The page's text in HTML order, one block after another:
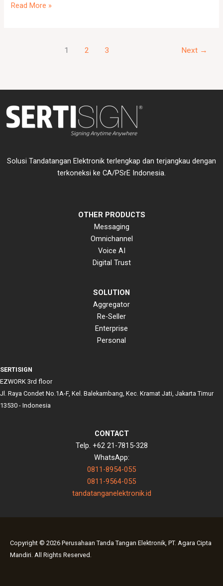
Read More »
1 2 3 Next →
Solusi Tandatangan Elektronik terlengkap dan terjangkau dengan
terkoneksi ke CA/PSrE Indonesia.
OTHER PRODUCTS
Messaging
Omnichannel
Voice AI
Digital Trust
SOLUTION
Aggregator
Re-Seller
Enterprise
Personal
SERTISIGN
EZWORK 3rd floor
Jl. Raya Condet No.1A-F, Kel. Balekambang, Kec. Kramat Jati, Jakarta Timur
13530 - Indonesia
CONTACT
Telp. +62 21-7815-328
WhatsApp:
0811-8954-055
0811-9564-055
tandatanganelektronik.id
Copyright © 2026 Perusahaan Tanda Tangan Elektronik, PT. Agara Cipta
Mandiri. All Rights Reserved.